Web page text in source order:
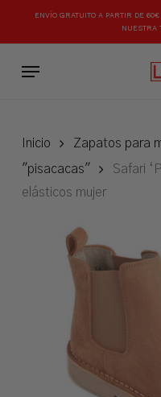
content
ENVÍO GRATUITO A PARTIR DE
NUESTRA
Menu
Carrito
Inicio Zapatos para
"pisacacas"
Safari
elásticos mujer